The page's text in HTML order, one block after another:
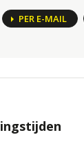
PER E-MAIL